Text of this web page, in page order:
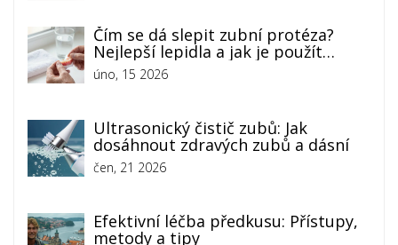
Čím se dá slepit zubní protéza?
Nejlepší lepidla a jak je použít
správně
úno, 15 2026
Ultrasonický čistič zubů: Jak
dosáhnout zdravých zubů a dásní
čen, 21 2026
Efektivní léčba předkusu: Přístupy,
metody a tipy